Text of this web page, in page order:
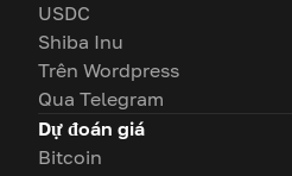
USDC
Shiba Inu
Trên Wordpress
Qua Telegram
Dự đoán giá
Bitcoin